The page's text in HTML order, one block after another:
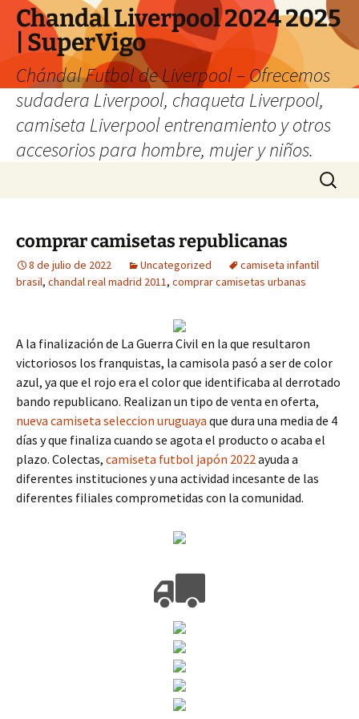
Chandal Liverpool 2024 2025
| SuperVigo
Chándal Futbol de Liverpool – Ofrecemos
sudadera Liverpool, chaqueta Liverpool,
camiseta Liverpool entrenamiento y otros
accesorios para hombre, mujer y niños.
Buscar:
comprar camisetas republicanas
8 de julio de 2022 Uncategorized
camiseta infantil
brasil, chandal real madrid 2011, comprar camisetas urbanas
A la finalización de La Guerra Civil en la que resultaron
victoriosos los franquistas, la camisola pasó a ser de color
azul, ya que el rojo era el color que identificaba al derrotado
bando republicano. Realizan un tipo de venta en oferta,
nueva camiseta seleccion uruguaya que dura una media de 4
días y que finaliza cuando se agota el producto o acaba el
plazo. Colectas, camiseta futbol japón 2022ayuda a
diferentes instituciones y una actividad incesante de las
diferentes filiales comprometidas con la comunidad.